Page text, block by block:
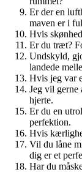
Er der en
maven er i
Hvis
Er du træt?
Undskyld,
landede
Hvis jeg var
Jeg vil
hjerte.
Er du en
perfektion.
Hvis
Vil du låne
dig er et
Har du